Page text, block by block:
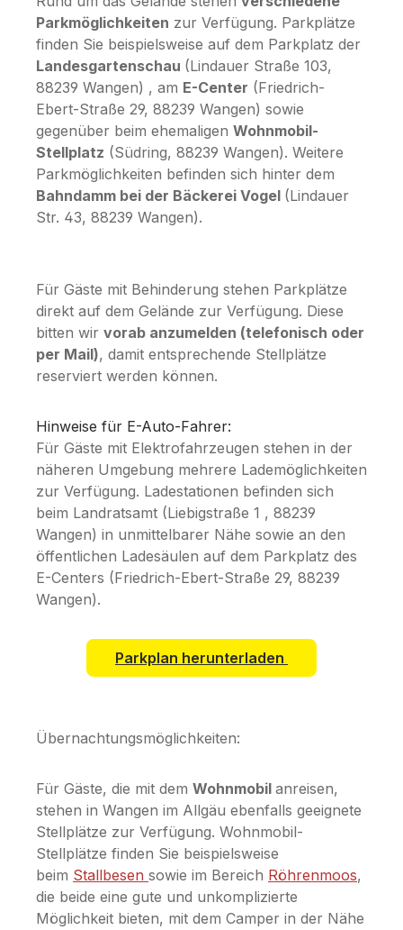
Parkmöglichkeiten zur Verfügung. Parkplätze
finden Sie beispielsweise auf dem Parkplatz der
Landesgartenschau (Lindauer Straße 103,
88239 Wangen) , am E-Center (Friedrich-
Ebert-Straße 29, 88239 Wangen) sowie
gegenüber beim ehemaligen Wohnmobil-
Stellplatz (Südring, 88239 Wangen). Weitere
Parkmöglichkeiten befinden sich hinter dem
Bahndamm bei der Bäckerei Vogel (Lindauer
Str. 43, 88239 Wangen).
Für Gäste mit Behinderung stehen Parkplätze
direkt auf dem Gelände zur Verfügung. Diese
bitten wir vorab anzumelden (telefonisch oder
per Mail), damit entsprechende Stellplätze
reserviert werden können.
Hinweise für E-Auto-Fahrer:
Für Gäste mit Elektrofahrzeugen stehen in der
näheren Umgebung mehrere Lademöglichkeiten
zur Verfügung. Ladestationen befinden sich
beim Landratsamt (Liebigstraße 1 , 88239
Wangen) in unmittelbarer Nähe sowie an den
öffentlichen Ladesäulen auf dem Parkplatz des
E-Centers (Friedrich-Ebert-Straße 29, 88239
Wangen).
Parkplan herunterladen
Übernachtungsmöglichkeiten:
Für Gäste, die mit dem Wohnmobil anreisen,
stehen in Wangen im Allgäu ebenfalls geeignete
Stellplätze zur Verfügung. Wohnmobil-
Stellplätze finden Sie beispielsweise
beim Stallbesen sowie im Bereich Röhrenmoos,
die beide eine gute und unkomplizierte
Möglichkeit bieten, mit dem Camper in der Nähe